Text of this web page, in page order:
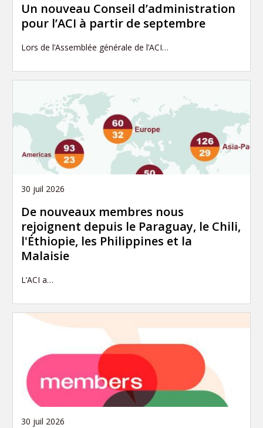
Un nouveau Conseil d’administration
pour l’ACI à partir de septembre
Lors de l’Assemblée générale de l’ACI…
30 juil 2026
De nouveaux membres nous
rejoignent depuis le Paraguay, le Chili,
l'Éthiopie, les Philippines et la
Malaisie
L’ACI a…
30 juil 2026